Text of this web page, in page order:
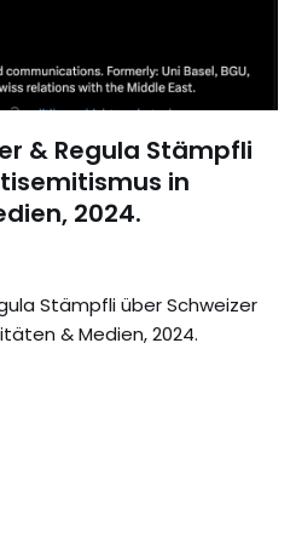
& Regula Stämpfli
in
2024.
Stämpfli über Schweizer
& Medien, 2024.